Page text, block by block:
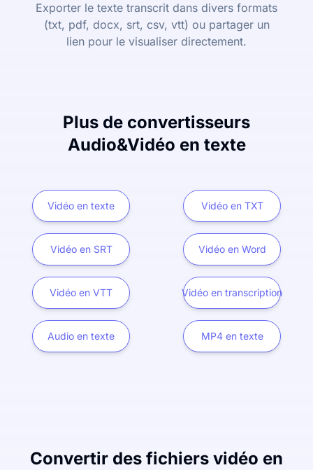
Exporter le texte transcrit dans divers formats
(txt, pdf, docx, srt, csv, vtt) ou partager un
lien pour le visualiser directement.
Plus de convertisseurs
Audio&Vidéo en texte
Vidéo en texte Vidéo en TXT
Vidéo en SRT Vidéo en Word
Vidéo en VTT Vidéo en transcription
Audio en texte MP4 en texte
Convertir des fichiers vidéo en